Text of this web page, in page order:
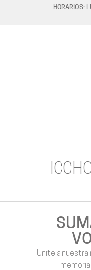
HORARIOS:
Unite a nuestra